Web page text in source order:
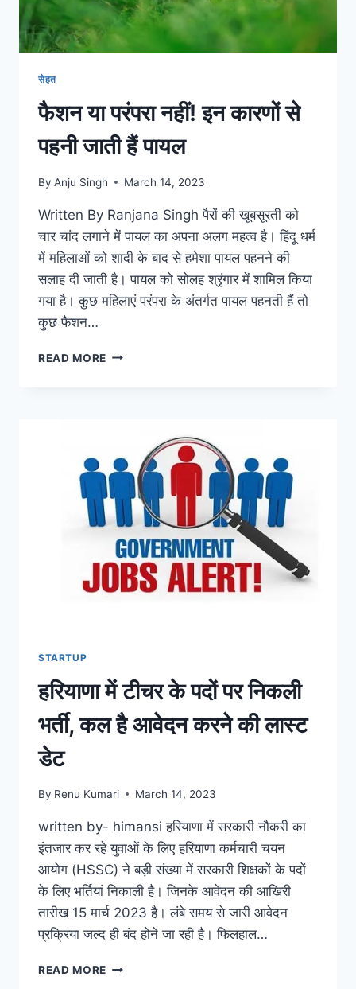
सेहत
फैशन या परंपरा नहीं! इन कारणों से
पहनी जाती हैं पायल
By Anju Singh March 14, 2023
Written By Ranjana Singh पैरों की खूबसूरती को
चार चांद लगाने में पायल का अपना अलग महत्व है। हिंदू धर्म
में महिलाओं को शादी के बाद से हमेशा पायल पहनने की
सलाह दी जाती है। पायल को सोलह श्रृंगार में शामिल किया
गया है। कुछ महिलाएं परंपरा के अंतर्गत पायल पहनती हैं तो
कुछ फैशन…
READ MORE फैशन
पहनी
जाती
पायल
STARTUP
हरियाणा में टीचर के पदों पर निकली
भर्ती, कल है आवेदन करने की लास्ट
डेट
By Renu Kumari March 14, 2023
written by- himansi हरियाणा में सरकारी नौकरी का
इंतजार कर रहे युवाओं के लिए हरियाणा कर्मचारी चयन
आयोग (HSSC) ने बड़ी संख्या में सरकारी शिक्षकों के पदों
के लिए भर्तियां निकाली है। जिनके आवेदन की आखिरी
तारीख 15 मार्च 2023 है। लंबे समय से जारी आवेदन
प्रक्रिया जल्द ही बंद होने जा रही है। फिलहाल…
READ MORE हरियाणा